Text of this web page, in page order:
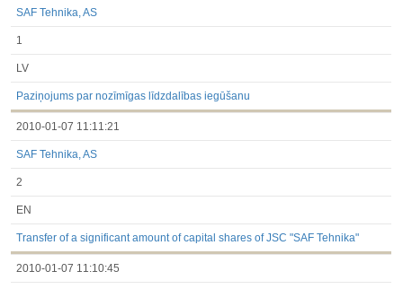
SAF Tehnika, AS
1
LV
Paziņojums par nozīmīgas līdzdalības iegūšanu
2010-01-07 11:11:21
SAF Tehnika, AS
2
EN
Transfer of a significant amount of capital shares of JSC "SAF Tehnika"
2010-01-07 11:10:45